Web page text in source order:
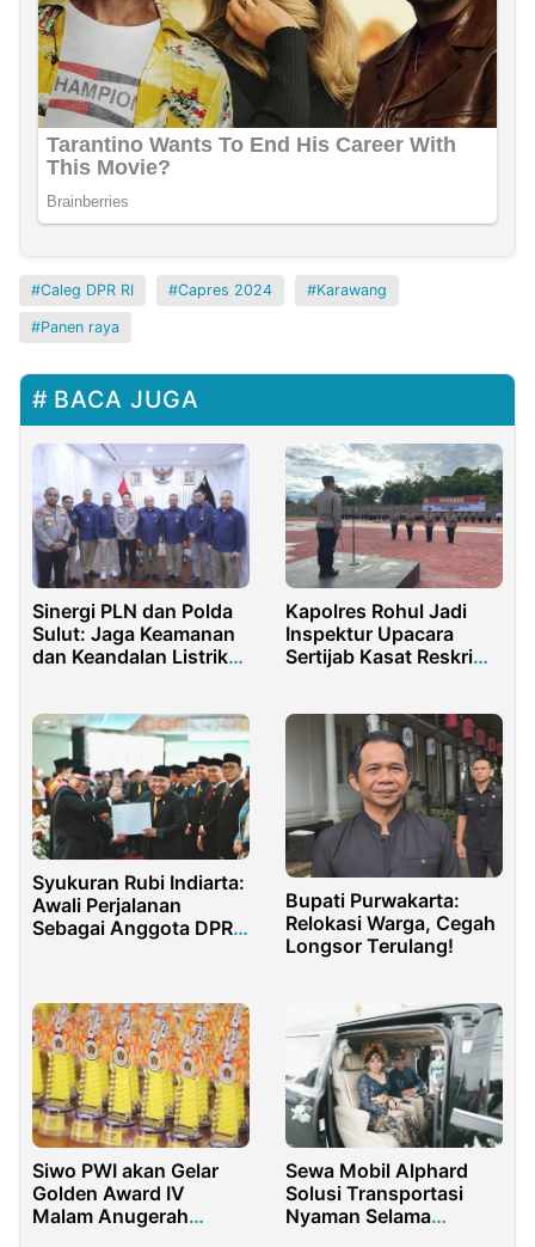
Caleg DPR RI Capres 2024 Karawang
Panen raya
BACA JUGA
Sinergi PLN dan Polda
Sulut: Jaga Keamanan
dan Keandalan Listrik
Kapolres Rohul Jadi
Inspektur Upacara
Sertijab Kasat Reskrim,
Personil
Syukuran Rubi Indiarta:
Awali Perjalanan
Sebagai Anggota DPRD
Bupati Purwakarta:
Relokasi Warga, Cegah
Longsor Terulang!
Siwo PWI akan Gelar
Golden Award IV
Malam Anugerah
Sewa Mobil Alphard
Solusi Transportasi
Nyaman Selama